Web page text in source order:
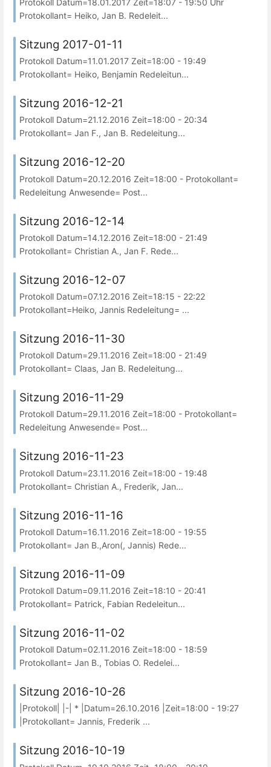
Protokoll Datum=18.01.2017 Zeit=18:07 - 19:50 Uhr
Protokollant= Heiko, Jan B. Redeleit...
Sitzung 2017-01-11
Protokoll Datum=11.01.2017 Zeit=18:00 - 19:49
Protokollant= Heiko, Benjamin Redeleitun...
Sitzung 2016-12-21
Protokoll Datum=21.12.2016 Zeit=18:00 - 20:34
Protokollant= Jan F., Jan B. Redeleitung...
Sitzung 2016-12-20
Protokoll Datum=20.12.2016 Zeit=18:00 - Protokollant=
Redeleitung Anwesende= Post...
Sitzung 2016-12-14
Protokoll Datum=14.12.2016 Zeit=18:00 - 21:49
Protokollant= Christian A., Jan F. Rede...
Sitzung 2016-12-07
Protokoll Datum=07.12.2016 Zeit=18:15 - 22:22
Protokollant=Heiko, Jannis Redeleitung= ...
Sitzung 2016-11-30
Protokoll Datum=29.11.2016 Zeit=18:00 - 21:49
Protokollant= Claas, Jan B. Redeleitung...
Sitzung 2016-11-29
Protokoll Datum=29.11.2016 Zeit=18:00 - Protokollant=
Redeleitung Anwesende= Post...
Sitzung 2016-11-23
Protokoll Datum=23.11.2016 Zeit=18:00 - 19:48
Protokollant= Christian A., Frederik, Jan...
Sitzung 2016-11-16
Protokoll Datum=16.11.2016 Zeit=18:00 - 19:55
Protokollant= Jan B.,Aron(, Jannis) Rede...
Sitzung 2016-11-09
Protokoll Datum=09.11.2016 Zeit=18:10 - 20:41
Protokollant= Patrick, Fabian Redeleitun...
Sitzung 2016-11-02
Protokoll Datum=02.11.2016 Zeit=18:00 - 18:59
Protokollant= Jan B., Tobias O. Redelei...
Sitzung 2016-10-26
|Protokoll| |-| * |Datum=26.10.2016 |Zeit=18:00 - 19:27
|Protokollant= Jannis, Frederik ...
Sitzung 2016-10-19